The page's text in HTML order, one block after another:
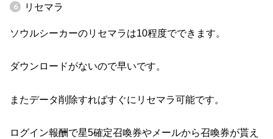
リセマラ
ソウルシーカーのリセマラは10程度でできます。
ダウンロードがないので早いです。
またデータ削除すればすぐにリセマラ可能です。
ログイン報酬で星5確定召喚券やメールから召喚券が貰え